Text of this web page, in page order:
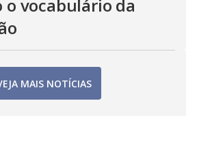
vocabulário da
MAIS NOTÍCIAS